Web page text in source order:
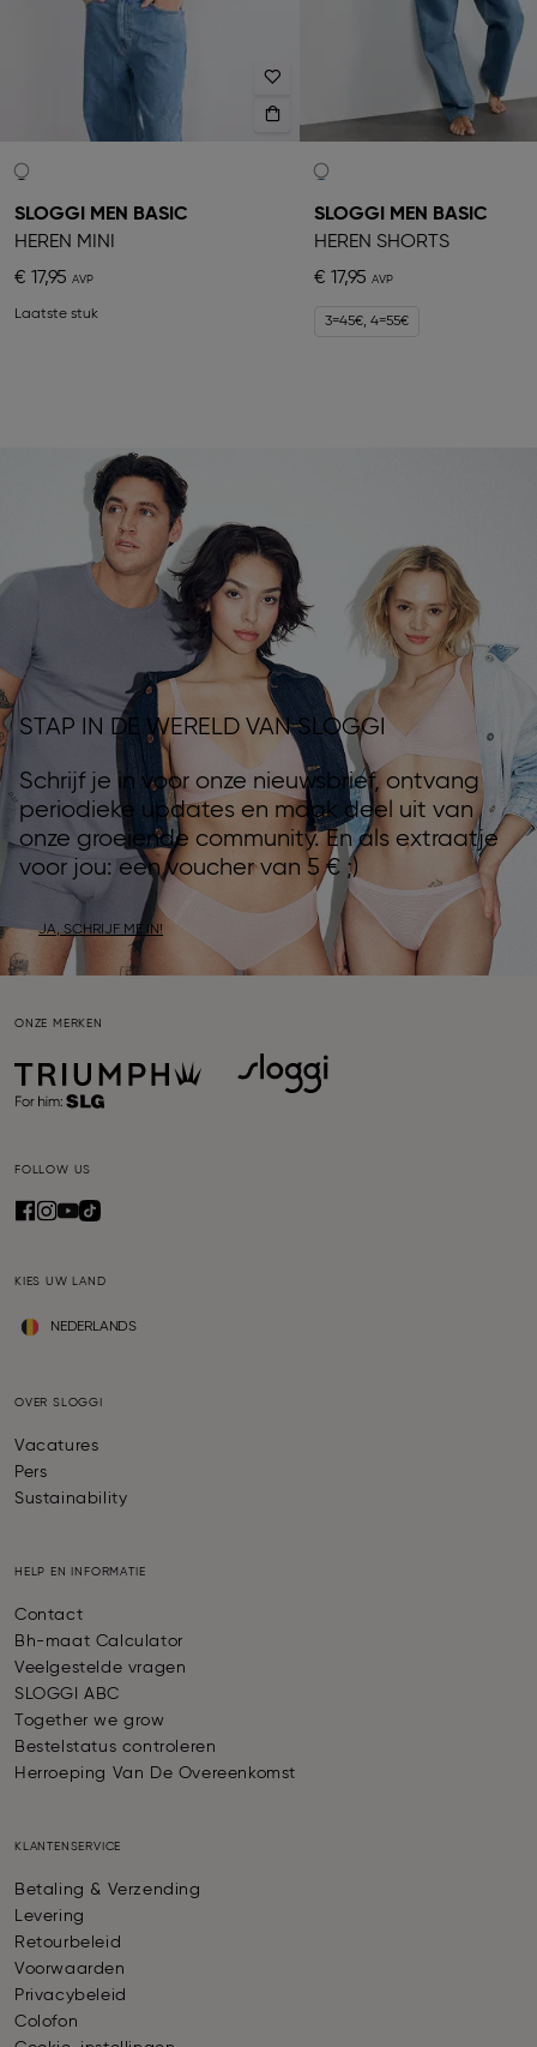
SLOGGI MEN BASIC
HEREN MINI
€ 17,95
Laatste stuk
SLOGGI MEN BASIC
HEREN SHORTS
€ 17,95
3=45€, 4=55€
STAP IN DE WERELD VAN SLOGGI
Schrijf je in voor onze nieuwsbrief, ontvang
periodieke updates en maak deel uit van
onze groeiende community. En als extraatje
voor jou: een voucher van 5 € ;)
JA, SCHRIJF ME IN!
ONZE MERKEN
FOLLOW US
KIES UW LAND
NEDERLANDS
OVER SLOGGI
Vacatures
Pers
Sustainability
HELP EN INFORMATIE
Contact
Bh-maat Calculator
Veelgestelde vragen
SLOGGI ABC
Together we grow
Bestelstatus controleren
Herroeping Van De Overeenkomst
KLANTENSERVICE
Betaling & Verzending
Levering
Retourbeleid
Voorwaarden
Privacybeleid
Colofon